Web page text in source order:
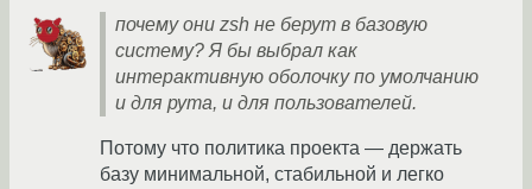
почему они zsh не берут в базовую
систему? Я бы выбрал как
интерактивную оболочку по умолчанию
и для рута, и для пользователей.
Потому что политика проекта — держать
базу минимальной, стабильной и легко